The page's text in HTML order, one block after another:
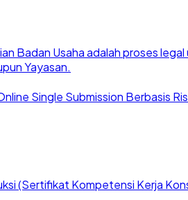
Badan Usaha adalah proses
Yayasan.
Single Submission Berbasis
(Sertifikat Kompetensi Kerja